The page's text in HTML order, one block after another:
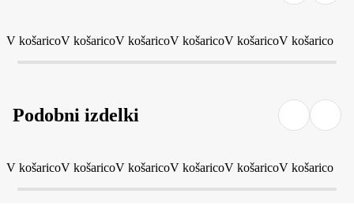
V košaricoV košaricoV košaricoV košaricoV košaricoV košarico
Podobni izdelki
V košaricoV košaricoV košaricoV košaricoV košaricoV košarico